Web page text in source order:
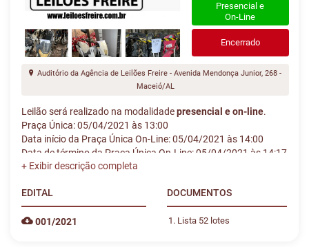
Presencial e
On-Line
Encerrado
Auditório da Agência de Leilões Freire - Avenida Mendonça Junior, 268 -
Maceió/AL
Leilão será realizado na modalidadepresencial e on-line.
Praça Única: 05/04/2021 às 13:00
Data início da Praça Única On-Line: 05/04/2021 às 14:00
Data de término da Praça Única On-Line: 05/04/2021 às 14:17
EDITAL
001/2021
DOCUMENTOS
Lista 52 lotes